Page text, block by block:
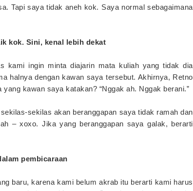
Tapi saya tidak aneh kok. Saya normal sebagaimana
kok. Sini, kenal lebih dekat
kami ingin minta diajarin mata kuliah yang tidak dia
halnya dengan kawan saya tersebut. Akhirnya, Retno
kawan saya katakan? “Nggak ah. Nggak berani.”
sekilas akan beranggapan saya tidak ramah dan
– xoxo. Jika yang beranggapan saya galak, berarti
pembicaraan
baru, karena kami belum akrab itu berarti kami harus